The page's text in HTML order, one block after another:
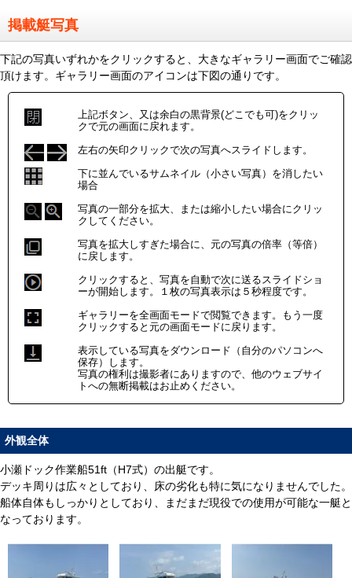
掲載艇写真
下記の写真いずれかをクリックすると、大きなギャラリー画面でご確認
頂けます。ギャラリー画面のアイコンは下図の通りです。
上記ボタン、又は余白の黒背景(どこでも可)をクリッ
クで元の画面に戻れます。
左右の矢印クリックで次の写真へスライドします。
下に並んでいるサムネイル（小さい写真）を消したい
場合
写真の一部分を拡大、または縮小したい場合にクリッ
クしてください。
写真を拡大しすぎた場合に、元の写真の倍率（等倍）
に戻します。
クリックすると、写真を自動で次に送るスライドショ
ーが開始します。１枚の写真表示は５秒程度です。
ギャラリーを全画面モードで閲覧できます。もう一度
クリックすると元の画面モードに戻ります。
表示している写真をダウンロード（自分のパソコンへ
保存）します。
写真の権利は撮影者にありますので、他のウェブサイ
トへの無断掲載はお止めください。
外観全体
小瀬ドック作業船51ft（H7式）の出艇です。
デッキ周りは広々としており、床の劣化も特に気になりませんでした。
船体自体もしっかりとしており、まだまだ現役での使用が可能な一艇と
なっております。